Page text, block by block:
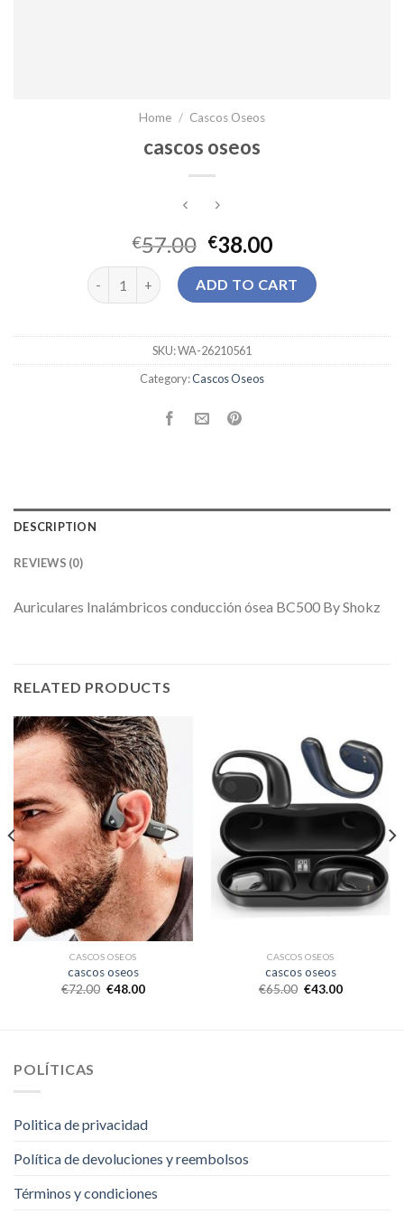
Home / Cascos Oseos
cascos oseos
€57.00 €38.00
cascos oseos quantityADD TO CART
SKU:WA-26210561
Category:Cascos Oseos
DESCRIPTION
REVIEWS (0)
Auriculares Inalámbricos conducción ósea BC500 By Shokz
RELATED PRODUCTS
CASCOS OSEOS
cascos oseos
€72.00 €48.00
CASCOS OSEOS
cascos oseos
€65.00 €43.00
POLÍTICAS
Politica de privacidad
Política de devoluciones y reembolsos
Términos y condiciones